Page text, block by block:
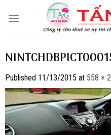
Published 11/13/2015 at 558 ×